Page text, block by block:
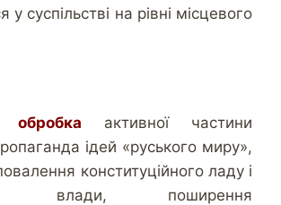
у суспільстві на рівні місцевого
обробка активної частини
ідей «руського миру»,
конституційного ладу і
влади, поширення